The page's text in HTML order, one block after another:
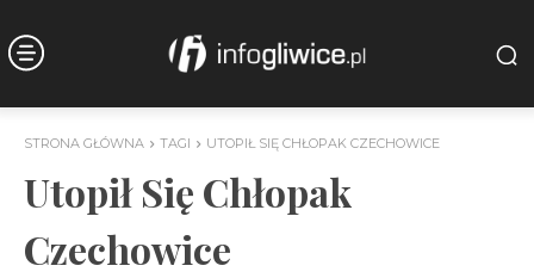
STRONA GŁÓWNA TAGI UTOPIŁ SIĘ CHŁOPAK CZECHOWICE
Utopił Się Chłopak
Czechowice